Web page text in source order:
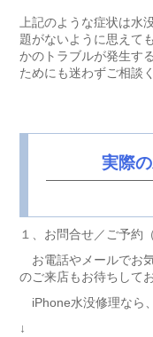
上記のような症状は水
題がないように思えて
かのトラブルが発生す
ためにも迷わずご相談
実際
１、お問合せ／ご予約
お電話やメールでお
のご来店もお待ちして
iPhone水没修理なら
↓